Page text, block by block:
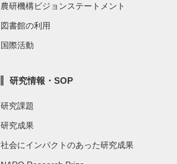
農研機構ビジョンステートメント
図書館の利用
国際活動
研究情報・SOP
研究課題
研究成果
社会にインパクトのあった研究成果